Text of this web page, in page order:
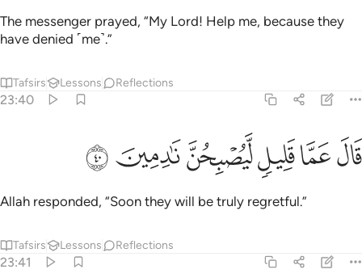
The messenger prayed, “My Lord! Help me, because they
have denied ˹me˺.”
Tafsirs Lessons Reflections
23:40
قال عما قليل ليصبحن نادمين ٤٠
قَالَ عَمَّا قَلِيلٍۢ لَّيُصْبِحُنَّ نَـٰدِمِينَ ٤٠
ﳉﳊﳋﳌﳍﳎ
Allah responded, “Soon they will be truly regretful.”
Tafsirs Lessons Reflections
23:41